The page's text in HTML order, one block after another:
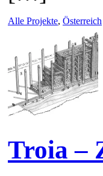
Alle Projekte, Österreich
Troia –